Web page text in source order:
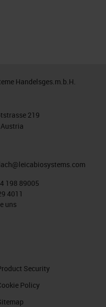
Handelsges.m.b.H.
219
198 89005
4011
uns
Security
Policy